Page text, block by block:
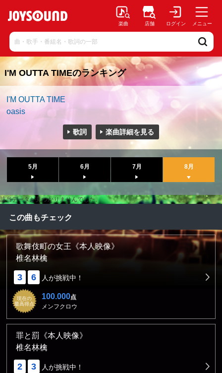
楽曲 店舗 ログイン メニュー
I'M OUTTA TIMEのランキング
I'M OUTTA TIME
oasis
歌詞 楽曲詳細を見る
5月 6月 7月 8月
該当データが見つかりませんでした。
この曲もチェック
歌舞伎町の女王《本人映像》
椎名林檎
3 6 人が挑戦中！
現在の
最高得点
100.000点
メンフクロウ
罪と罰《本人映像》
椎名林檎
2 3 人が挑戦中！